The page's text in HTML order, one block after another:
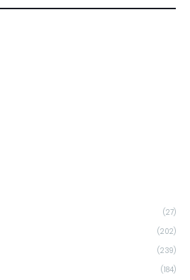
(27)
(202)
(239)
(184)